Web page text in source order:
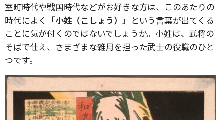
室町時代や戦国時代などがお好きな方は、このあたりの
時代によく
「小姓（こしょう）」 という言葉が出てくる
ことに気が付くのではないでしょうか。小姓は、武将の
そばで仕え、さまざまな雑用を担った武士の役職のひと
つです。